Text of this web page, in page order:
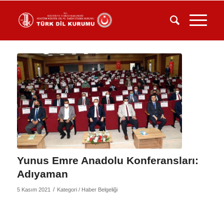
Yunus Emre Anadolu Konferansları:
Adıyaman
5 Kasım 2021 / Kategori / Haber Belgeliği